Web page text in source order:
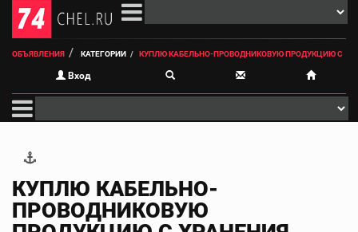
ОБЪЯВЛЕНИЯ КАТЕГОРИИ КУПЛЮ КАБЕЛЬНО-ПРОВОДНИКОВУЮ ПРОДУКЦИЮ С
Вход
КУПЛЮ КАБЕЛЬНО-
ПРОВОДНИКОВУЮ